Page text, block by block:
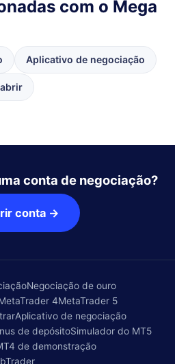
com o Mega
Aplicativo de negociação
conta de negociação?
conta →
Negociação de ouro
4MetaTrader 5
Aplicativo de negociação
de depósitoSimulador do MT5
de demonstração